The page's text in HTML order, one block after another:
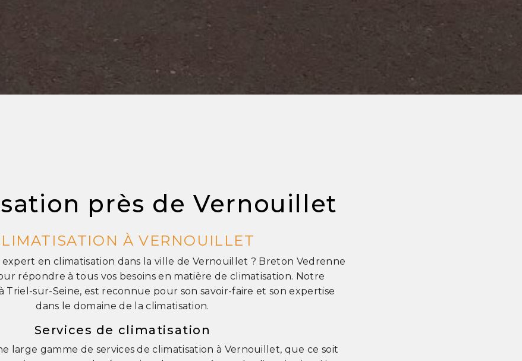
près de Vernouillet
À VERNOUILLET
en climatisation dans la ville de Vernouillet ? Breton Vedrenne
répondre à tous vos besoins en matière de climatisation. Notre
Triel-sur-Seine, est reconnue pour son savoir-faire et son expertise
dans le domaine de la climatisation.
Services de climatisation
large gamme de services de climatisation à Vernouillet, que ce soit